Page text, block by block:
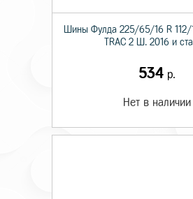
Шины Фулда 225/65/16 R 112/
TRAC 2 Ш. 2016 и
534р.
Нет в наличии